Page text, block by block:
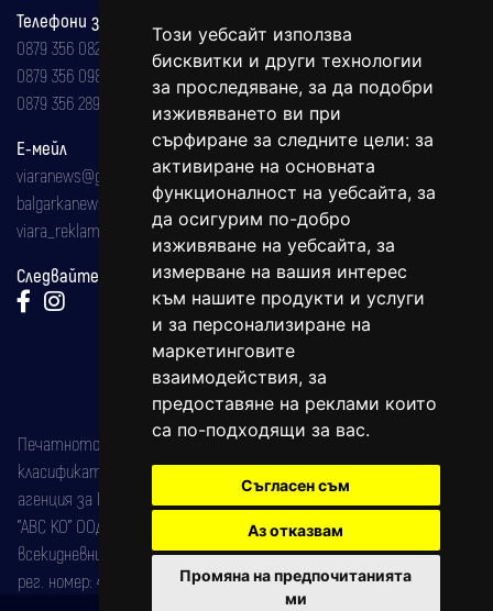
Този уебсайт използва
бисквитки и други технологии
за проследяване, за да подобри
изживяването ви при
сърфиране за следните цели: за
активиране на основната
функционалност на уебсайта, за
да осигурим по-добро
изживяване на уебсайта, за
измерване на вашия интерес
към нашите продукти и услуги
и за персонализиране на
маркетинговите
взаимодействия, за
предоставяне на реклами които
са по-подходящи за вас.
Съгласен съм
Аз отказвам
Промяна на предпочитанията
ми
Телефони за реклама и абонаменти
0879 356 082
0879 356 098
0879 356 289
Е-мейл
viaranews@gmail.com
balgarkanews@gmail.com
viara_reklama@mail.bg
Следвайте ни:
Печатното издание на вестника е регистрирано в националния
класификатор на печатните издания (Българска национална
агенция за ISSN) под номер: ISSN 1312-4722.
"АВС КО" ООД е притежател на марката: Вяра информационен
всекидневник на югозападна България, със свидетелство за марка
рег. номер: 47857/11.05.2004 година.